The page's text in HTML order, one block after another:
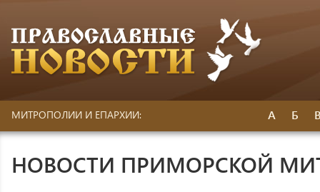
МИТРОПОЛИИ И ЕПАРХИИ: А Б
НОВОСТИ ПРИМОРСКОЙ